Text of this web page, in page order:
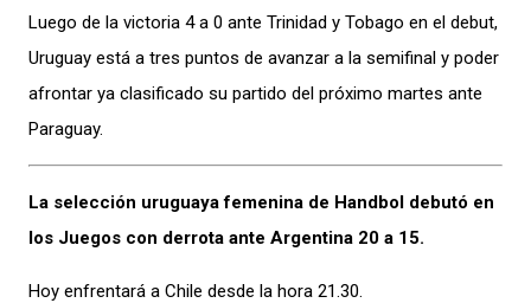
Luego de la victoria 4 a 0 ante Trinidad y Tobago en el debut,
Uruguay está a tres puntos de avanzar a la semifinal y poder
afrontar ya clasificado su partido del próximo martes ante
Paraguay.
La selección uruguaya femenina de Handbol debutó en
los Juegos con derrota ante Argentina 20 a 15.
Hoy enfrentará a Chile desde la hora 21.30.